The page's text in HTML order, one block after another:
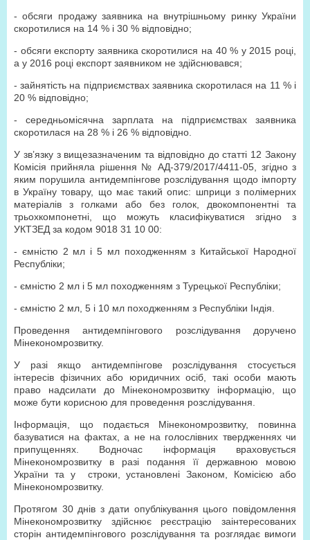
- обсяги продажу заявника на внутрішньому ринку України
скоротилися на 14 % і 30 % відповідно;
- обсяги експорту заявника скоротилися на 40 % у 2015 році,
а у 2016 році експорт заявником не здійснювався;
- зайнятість на підприємствах заявника скоротилася на 11 % і
20 % відповідно;
- середньомісячна зарплата на підприємствах заявника
скоротилася на 28 % і 26 % відповідно.
У зв’язку з вищезазначеним та відповідно до статті 12 Закону
Комісія прийняла рішення № АД-379/2017/4411-05, згідно з
яким порушила антидемпінгове розслідування щодо імпорту
в Україну товару, що має такий опис: шприци з полімерних
матеріалів з голками або без голок, двокомпонентні та
трьохкомпонетні, що можуть класифікуватися згідно з
УКТЗЕД за кодом 9018 31 10 00:
- ємністю 2 мл і 5 мл походженням з Китайської Народної
Республіки;
- ємністю 2 мл і 5 мл походженням з Турецької Республіки;
- ємністю 2 мл, 5 і 10 мл походженням з Республіки Індія.
Проведення антидемпінгового розслідування доручено
Мінекономрозвитку.
У разі якщо антидемпінгове розслідування стосується
інтересів фізичних або юридичних осіб, такі особи мають
право надсилати до Мінекономрозвитку інформацію, що
може бути корисною для проведення розслідування.
Інформація, що подається Мінекономрозвитку, повинна
базуватися на фактах, а не на голослівних твердженнях чи
припущеннях. Водночас інформація враховується
Мінекономрозвитку в разі подання її державною мовою
України та у строки, установлені Законом, Комісією або
Мінекономрозвитку.
Протягом 30 днів з дати опублікування цього повідомлення
Мінекономрозвитку здійснює реєстрацію заінтересованих
сторін антидемпінгового розслідування та розглядає вимоги